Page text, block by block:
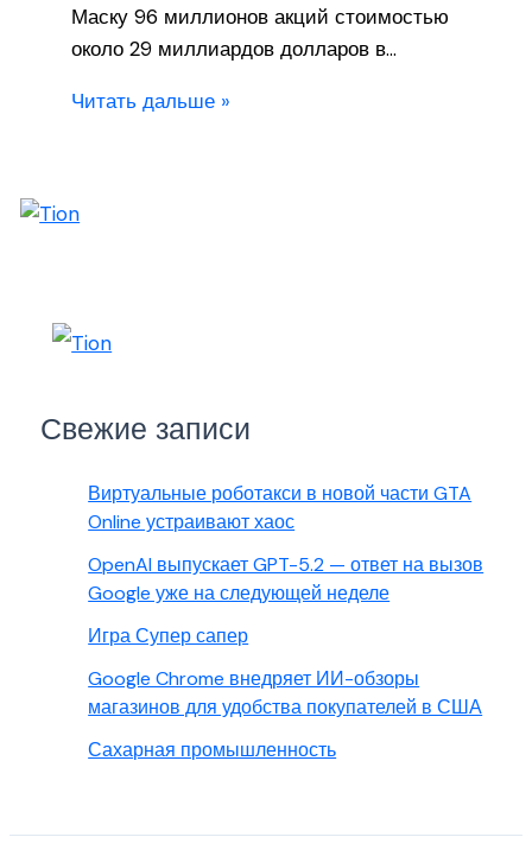
Маску 96 миллионов акций стоимостью
около 29 миллиардов долларов в…
Читать дальше »
Свежие записи
Виртуальные роботакси в новой части GTA
Online устраивают хаос
OpenAI выпускает GPT-5.2 — ответ на вызов
Google уже на следующей неделе
Игра Супер сапер
Google Chrome внедряет ИИ-обзоры
магазинов для удобства покупателей в США
Сахарная промышленность